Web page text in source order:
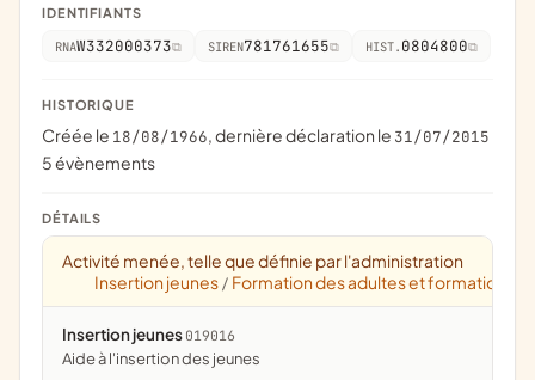
IDENTIFIANTS
RNAW332000373 SIREN781761655 HIST. 0804800
HISTORIQUE
Créée le 18/08/1966, dernière déclaration le 31/07/2015
5 évènements
DÉTAILS
Activité menée, telle que définie par l'administration
Insertion jeunes / Formation des adultes et formation
Insertion jeunes 019016
aide à l'insertion des jeunes